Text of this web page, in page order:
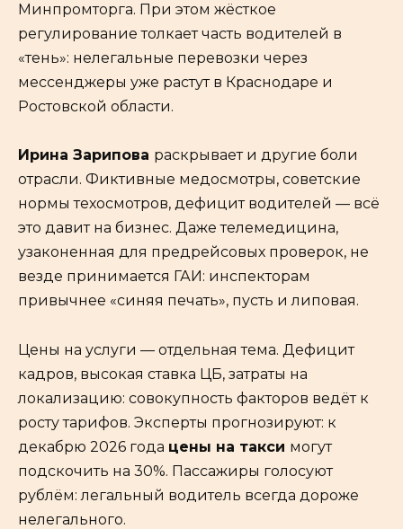
Минпромторга. При этом жёсткое
регулирование толкает часть водителей в
«тень»: нелегальные перевозки через
мессенджеры уже растут в Краснодаре и
Ростовской области.
Ирина Зарипова раскрывает и другие боли
отрасли. Фиктивные медосмотры, советские
нормы техосмотров, дефицит водителей — всё
это давит на бизнес. Даже телемедицина,
узаконенная для предрейсовых проверок, не
везде принимается ГАИ: инспекторам
привычнее «синяя печать», пусть и липовая.
Цены на услуги — отдельная тема. Дефицит
кадров, высокая ставка ЦБ, затраты на
локализацию: совокупность факторов ведёт к
росту тарифов. Эксперты прогнозируют: к
декабрю 2026 года цены на такси могут
подскочить на 30%. Пассажиры голосуют
рублём: легальный водитель всегда дороже
нелегального.